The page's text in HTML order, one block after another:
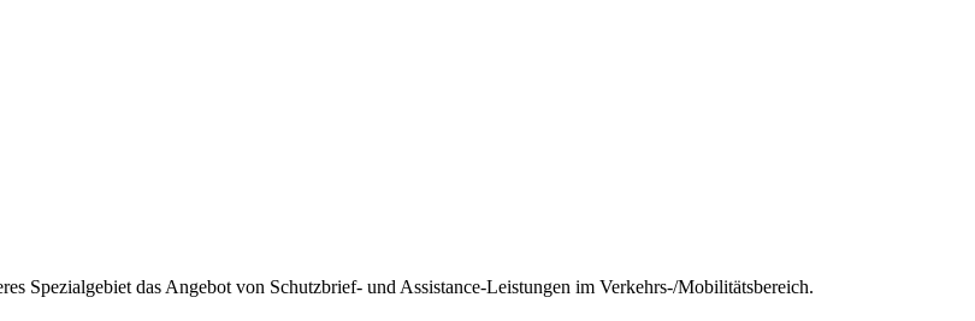
Spezialgebiet das Angebot von Schutzbrief- und Assistance-Leistungen im Verkehrs-/Mobilitätsbereich.